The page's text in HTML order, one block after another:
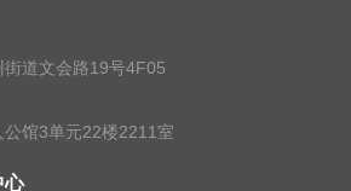
道⽂会路19号4F05
馆3单元22楼2211室
心